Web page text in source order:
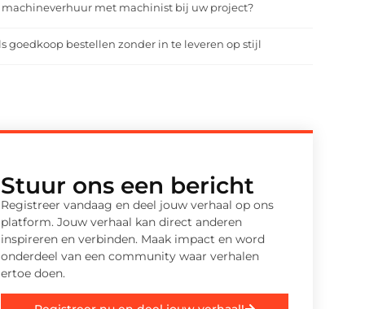
machineverhuur met machinist bij uw project?
goedkoop bestellen zonder in te leveren op stijl
Stuur ons een bericht
Registreer vandaag en deel jouw verhaal op ons
platform. Jouw verhaal kan direct anderen
inspireren en verbinden. Maak impact en word
onderdeel van een community waar verhalen
ertoe doen.